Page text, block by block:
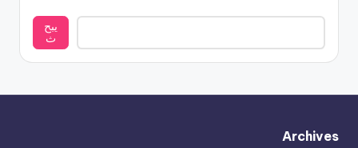
يبح
ث
Archives